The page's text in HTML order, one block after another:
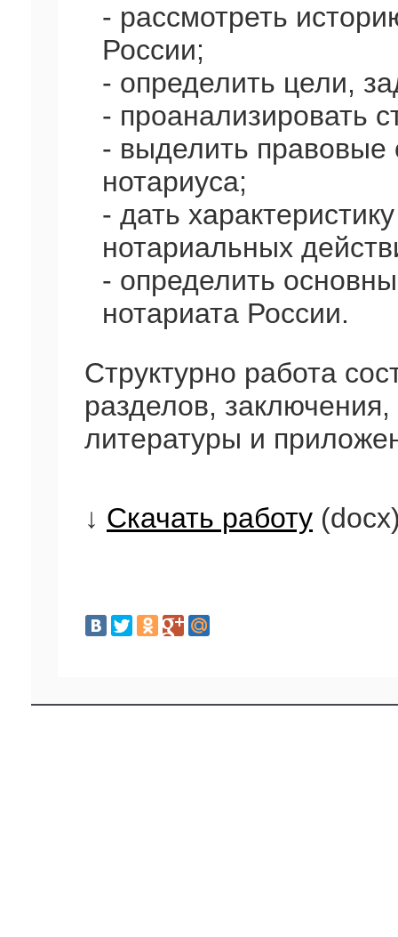
- рассмотреть
России;
- определить цели,
- проанализировать
- выделить правовые
нотариуса;
- дать
нотариальных
- определить
нотариата России.
Структурно работа
разделов,
литературы и
↓ Скачать работу